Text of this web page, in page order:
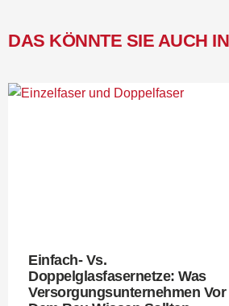
DAS KÖNNTE SIE AUCH
Einfach- Vs.
Doppelglasfasernetze: Was
Versorgungsunternehmen Vor